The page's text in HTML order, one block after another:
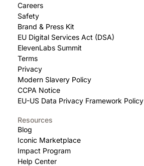
Careers
Safety
Brand & Press Kit
EU Digital Services Act (DSA)
ElevenLabs Summit
Terms
Privacy
Modern Slavery Policy
CCPA Notice
EU-US Data Privacy Framework Policy
Resources
Blog
Iconic Marketplace
Impact Program
Help Center